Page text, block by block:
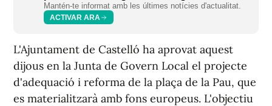
Mantén-te informat amb les últimes notícies d'actualitat.
ACTIVAR ARA
L'Ajuntament de Castelló ha aprovat aquest
dijous en la Junta de Govern Local el projecte
d'adequació i reforma de la plaça de la Pau, que
es materialitzarà amb fons europeus. L'objectiu